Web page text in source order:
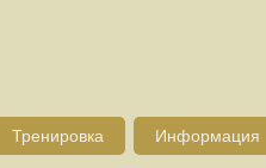
Тренировка Информация